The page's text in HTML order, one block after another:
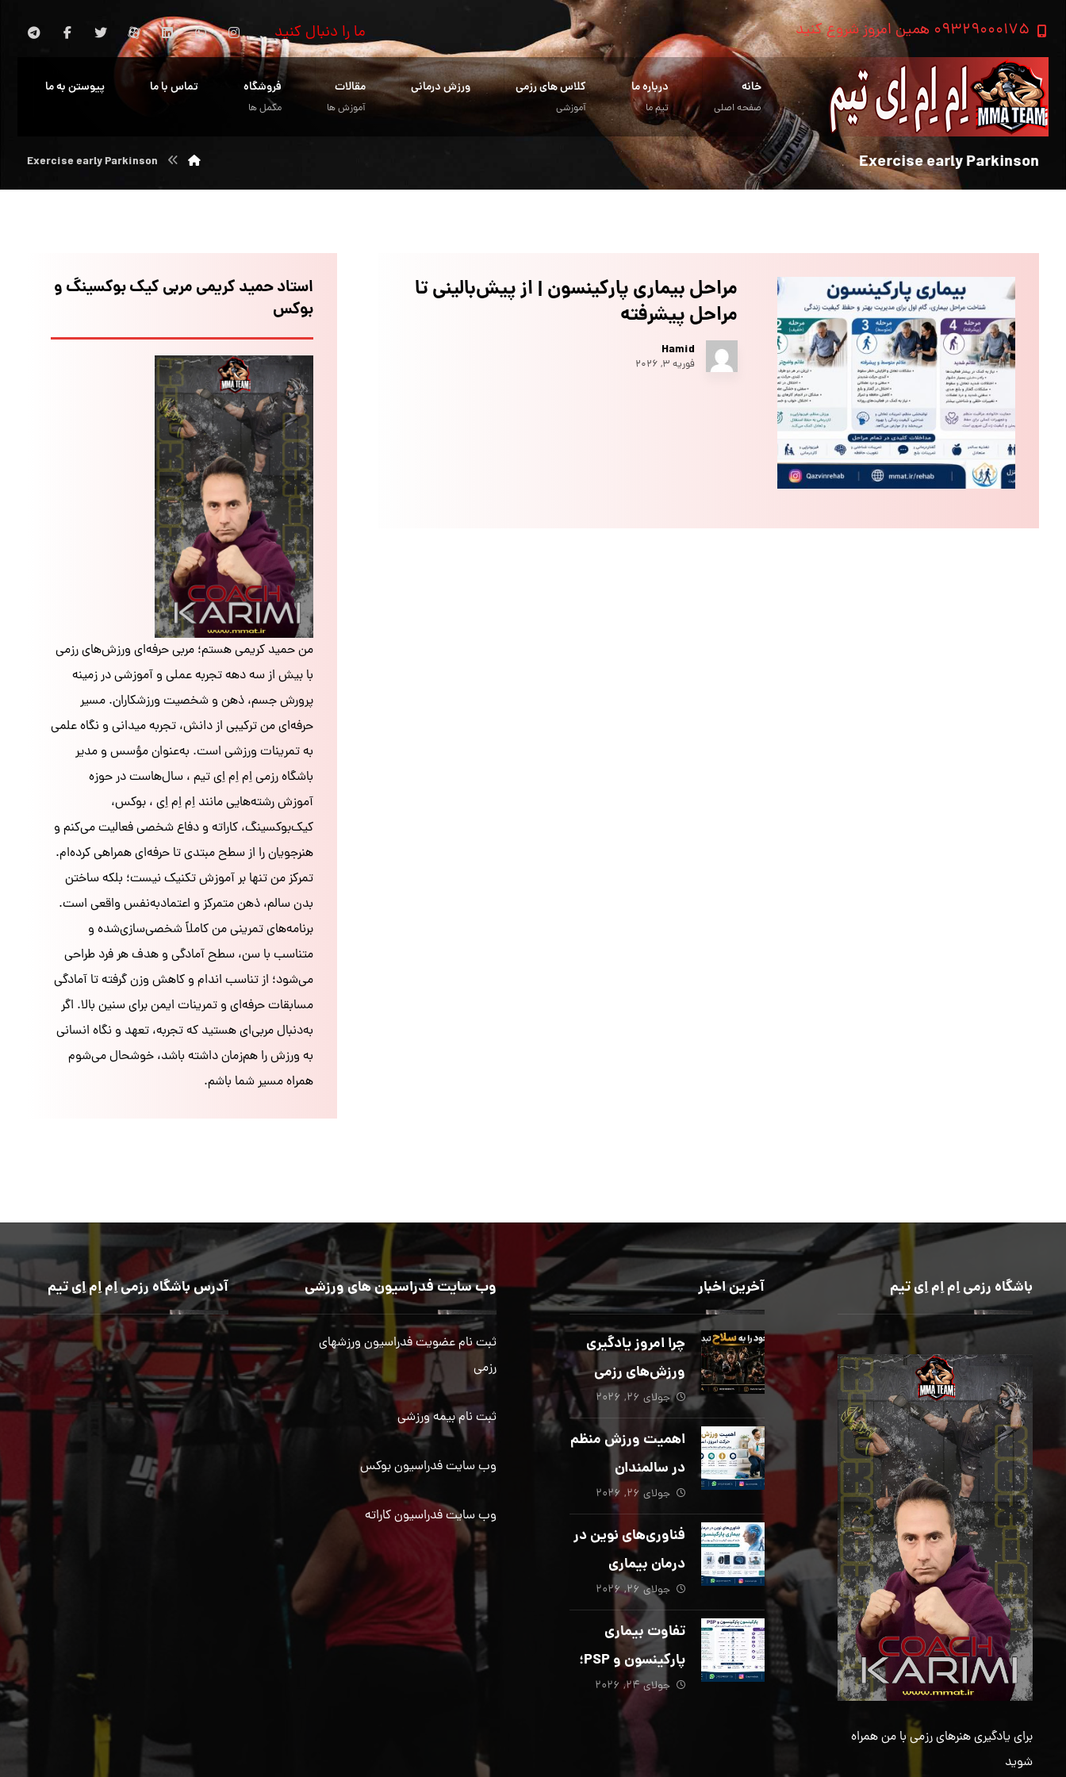
۰۹۳۲۹۰۰۰۱۷۵ همین امروز شروع کنید ما را دنبال کنید
خانه
صفحه اصلی
درباره ما
تیم ما
کلاس های رزمی
آموزشی
ورزش درمانی مقالات
آموزش ها
فروشگاه
مکمل ها
تماس با ما پیوستن به ما
Exercise early Parkinson
Exercise early Parkinson
مراحل بیماری پارکینسون | از پیش‌بالینی تا
مراحل پیشرفته
Hamid
فوریه ۳, ۲۰۲۶
استاد حمید کریمی مربی کیک بوکسینگ و
بوکس
من حمید کریمی هستم؛ مربی حرفه‌ای ورزش‌های رزمی
با بیش از سه دهه تجربه عملی و آموزشی در زمینه
پرورش جسم، ذهن و شخصیت ورزشکاران. مسیر
حرفه‌ای من ترکیبی از دانش، تجربه میدانی و نگاه علمی
به تمرینات ورزشی است. به‌عنوان مؤسس و مدیر
باشگاه رزمی اِم اِم اِی تیم ، سال‌هاست در حوزه
آموزش رشته‌هایی مانند اِم اِم اِی ، بوکس،
کیک‌بوکسینگ، کاراته و دفاع شخصی فعالیت می‌کنم و
هنرجویان را از سطح مبتدی تا حرفه‌ای همراهی کرده‌ام.
تمرکز من تنها بر آموزش تکنیک نیست؛ بلکه ساختن
بدن سالم، ذهن متمرکز و اعتمادبه‌نفس واقعی است.
برنامه‌های تمرینی من کاملاً شخصی‌سازی‌شده و
متناسب با سن، سطح آمادگی و هدف هر فرد طراحی
می‌شود؛ از تناسب اندام و کاهش وزن گرفته تا آمادگی
مسابقات حرفه‌ای و تمرینات ایمن برای سنین بالا. اگر
به‌دنبال مربی‌ای هستید که تجربه، تعهد و نگاه انسانی
به ورزش را هم‌زمان داشته باشد، خوشحال می‌شوم
همراه مسیر شما باشم.
باشگاه رزمی اِم اِم اِی تیم
برای یادگیری هنرهای رزمی با من همراه
شوید
آخرین اخبار
چرا امروز یادگیری
ورزش‌های رزمی
بیش از هر زمان
دیگری ضروری
است؟
جولای ۲۶, ۲۰۲۶
اهمیت ورزش منظم
در سالمندان
جولای ۲۶, ۲۰۲۶
فناوری‌های نوین در
درمان بیماری
پارکینسون؛ از هوش
مصنوعی تا تحریک
عمقی مغز
جولای ۲۶, ۲۰۲۶
تفاوت بیماری
پارکینسون و PSP؛
از تشخیص تا
توانبخشی تخصصی
در منزل_بخش پنجم
جولای ۲۴, ۲۰۲۶
وب سایت فدراسیون های ورزشی
ثبت نام عضویت فدراسیون ورزشهای
رزمی
ثبت نام بیمه ورزشی
وب سایت فدراسیون بوکس
وب سایت فدراسیون کاراته
آدرس باشگاه رزمی اِم اِم اِی تیم